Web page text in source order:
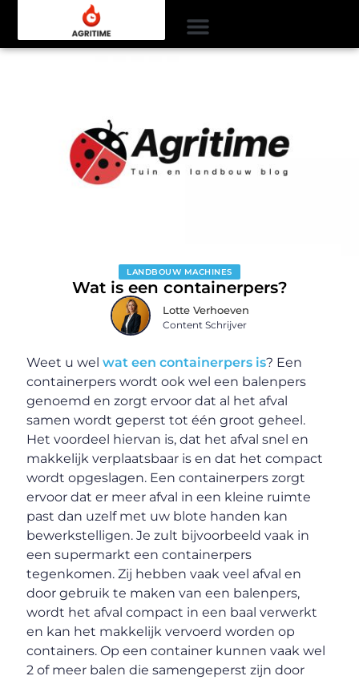
LANDBOUW MACHINES
Wat is een containerpers?
Lotte Verhoeven
Content Schrijver
Weet u wel wat een containerpers is? Een
containerpers wordt ook wel een balenpers
genoemd en zorgt ervoor dat al het afval
samen wordt geperst tot één groot geheel.
Het voordeel hiervan is, dat het afval snel en
makkelijk verplaatsbaar is en dat het compact
wordt opgeslagen. Een containerpers zorgt
ervoor dat er meer afval in een kleine ruimte
past dan uzelf met uw blote handen kan
bewerkstelligen. Je zult bijvoorbeeld vaak in
een supermarkt een containerpers
tegenkomen. Zij hebben vaak veel afval en
door gebruik te maken van een balenpers,
wordt het afval compact in een baal verwerkt
en kan het makkelijk vervoerd worden op
containers. Op een container kunnen vaak wel
2 of meer balen die samengeperst zijn door